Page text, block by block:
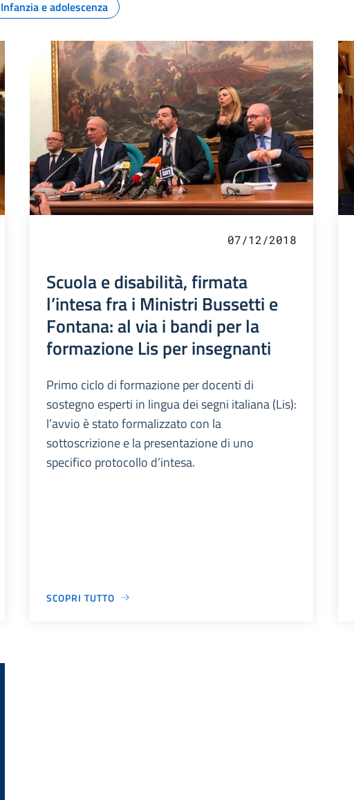
Infanzia e adolescenza
07/12/2018
Scuola e disabilità, firmata
l’intesa fra i Ministri Bussetti e
Fontana: al via i bandi per la
formazione Lis per insegnanti
Primo ciclo di formazione per docenti di
sostegno esperti in lingua dei segni italiana (Lis):
l’avvio è stato formalizzato con la
sottoscrizione e la presentazione di uno
specifico protocollo d’intesa.
SCOPRI TUTTO